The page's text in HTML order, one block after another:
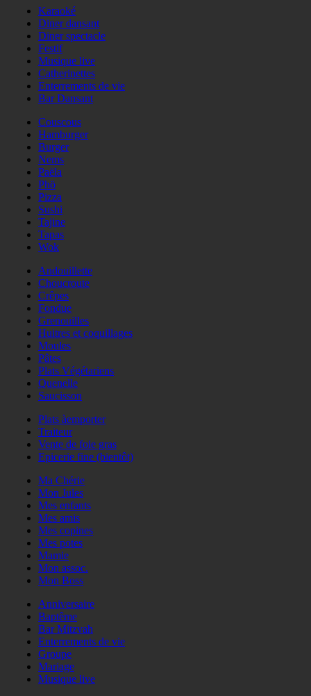
Karaoké
Diner dansant
Diner spectacle
Festif
Musique live
Catherinettes
Enterrements de vie
Bar Dansant
Couscous
Hamburger
Burger
Nems
Paëla
Phö
Pizza
Sushi
Tajine
Tapas
Wok
Andouillette
Choucroute
Crêpes
Fondue
Grenouilles
Huitres et coquillages
Moules
Pâtes
Plats Végétariens
Quenelle
Saucisson
Plats àemporter
Traiteur
Vente de foie gras
Epicerie fine (bientôt)
Ma Chérie
Mon Jules
Mes enfants
Mes amis
Mes copines
Mes potes
Mamie
Mon assoc.
Mon Boss
Anniversaire
Baptême
Bar Mitzvah
Enterrements de vie
Groupe
Mariage
Musique live